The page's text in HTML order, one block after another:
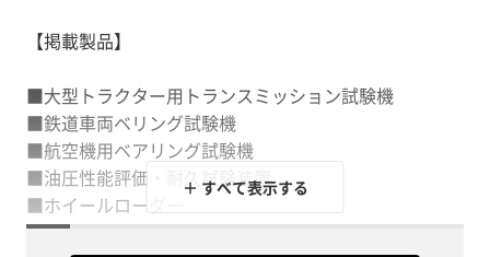
【掲載製品】
■大型トラクター用トランスミッション試験機
■鉄道車両ベリング試験機
■航空機用ベアリング試験機
■油圧性能評価・耐久試験装置
■ホイールローダー
■10000kW動力循環式耐久試験機
＋ すべて表示する